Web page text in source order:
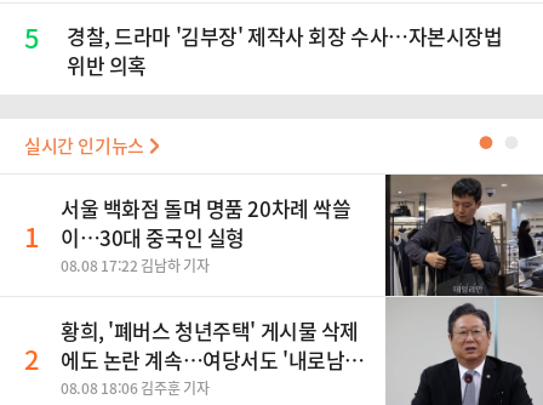
5
경찰, 드라마 '김부장' 제작사 회장 수사…자본시장법
위반 의혹
실시간 인기뉴스 ●
1
서울 백화점 돌며 명품 20차례 싹쓸
이…30대 중국인 실형
08.08 17:22 김남하 기자
2
황희, '폐버스 청년주택' 게시물 삭제
에도 논란 계속…여당서도 '내로남
불' 비판
08.08 18:06 김주훈 기자